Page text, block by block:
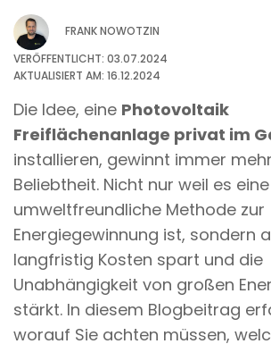
FRANK NOWOTZIN
VERÖFFENTLICHT: 03.07.2024
AKTUALISIERT AM: 16.12.2024
Die Idee, eine Photovoltaik
Freiflächenanlage privat im
installieren, gewinnt immer
Beliebtheit. Nicht nur weil es eine
umweltfreundliche Methode zur
Energiegewinnung ist, sondern
langfristig Kosten spart und die
Unabhängigkeit von großen
stärkt. In diesem Blogbeitrag
worauf Sie achten müssen,